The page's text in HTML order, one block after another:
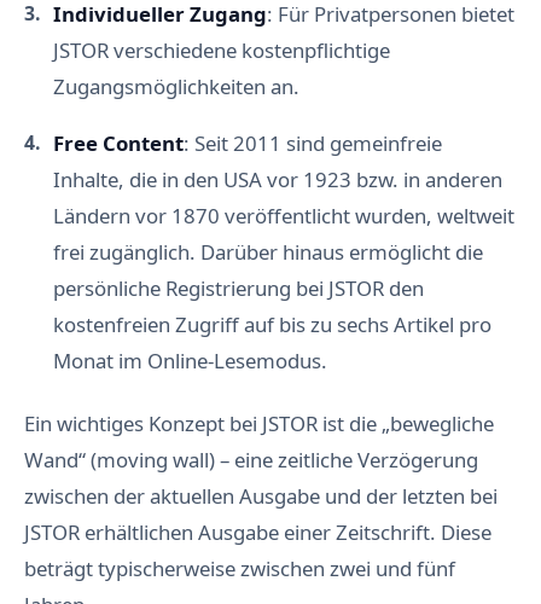
Individueller Zugang: Für Privatpersonen bietet
JSTOR verschiedene kostenpflichtige
Zugangsmöglichkeiten an.
Free Content: Seit 2011 sind gemeinfreie
Inhalte, die in den USA vor 1923 bzw. in anderen
Ländern vor 1870 veröffentlicht wurden, weltweit
frei zugänglich. Darüber hinaus ermöglicht die
persönliche Registrierung bei JSTOR den
kostenfreien Zugriff auf bis zu sechs Artikel pro
Monat im Online-Lesemodus.
Ein wichtiges Konzept bei JSTOR ist die „bewegliche
Wand“ (moving wall) – eine zeitliche Verzögerung
zwischen der aktuellen Ausgabe und der letzten bei
JSTOR erhältlichen Ausgabe einer Zeitschrift. Diese
beträgt typischerweise zwischen zwei und fünf